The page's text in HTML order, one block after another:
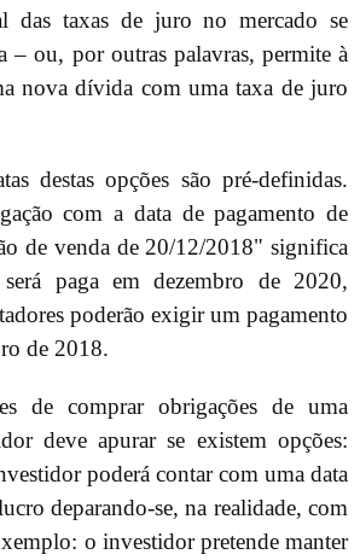
das taxas de juro no mercado se
– ou, por outras palavras, permite à
nova dívida com uma taxa de juro
destas opções são pré-definidas.
com a data de pagamento de
de venda de 20/12/2018" significa
paga em dezembro de 2020,
poderão exigir um pagamento
de 2018.
de comprar obrigações de uma
deve apurar se existem opções:
poderá contar com uma data
deparando-se, na realidade, com
o investidor pretende manter